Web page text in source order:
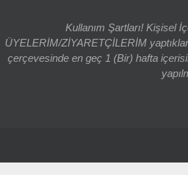
Kullanım Şartları! Kişisel
ÜYELERİM/ZİYARETÇİLERİM
çerçevesinde en geç 1 (Bir) hafta